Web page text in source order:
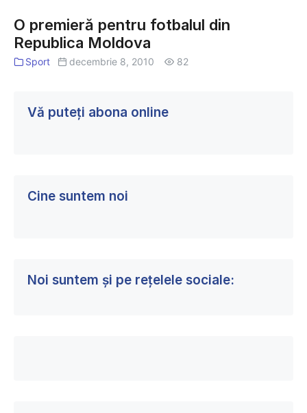
pentru
fotbalul
din
O premieră pentru fotbalul din
Republica Moldova
Sport decembrie 8, 2010 82
Vă puteți abona online
Cine suntem noi
Noi suntem și pe rețelele sociale: